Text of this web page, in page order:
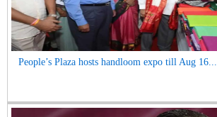
People’s Plaza hosts handloom expo till Aug 16...